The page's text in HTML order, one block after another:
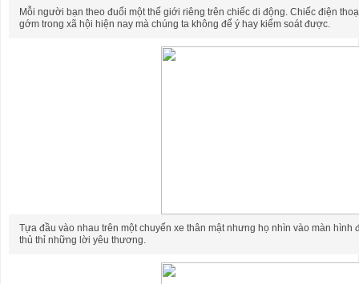
Mỗi người bạn theo đuổi một thế giới riêng trên chiếc di động. Chiếc điện
gớm trong xã hội hiện nay mà chúng ta không để ý hay kiểm soát được.
Tựa đầu vào nhau trên một chuyến xe thân mật nhưng họ nhìn vào màn hình
thủ thỉ những lời yêu thương.